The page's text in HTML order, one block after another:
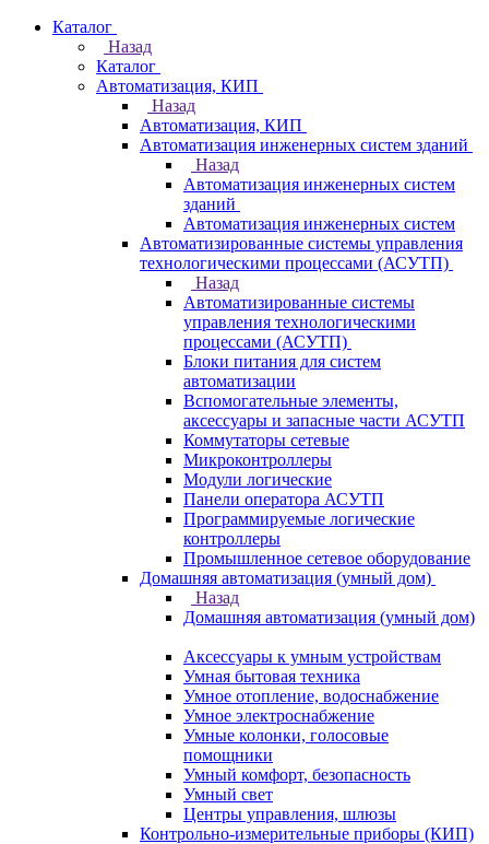
Каталог
Назад
Каталог
Автоматизация, КИП
Назад
Автоматизация, КИП
Автоматизация инженерных систем зданий
Назад
Автоматизация инженерных систем
зданий
Автоматизация инженерных систем
Автоматизированные системы управления
технологическими процессами (АСУТП)
Назад
Автоматизированные системы
управления технологическими
процессами (АСУТП)
Блоки питания для систем
автоматизации
Вспомогательные элементы,
аксессуары и запасные части АСУТП
Коммутаторы сетевые
Микроконтроллеры
Модули логические
Панели оператора АСУТП
Программируемые логические
контроллеры
Промышленное сетевое оборудование
Домашняя автоматизация (умный дом)
Назад
Домашняя автоматизация (умный дом)
Аксессуары к умным устройствам
Умная бытовая техника
Умное отопление, водоснабжение
Умное электроснабжение
Умные колонки, голосовые
помощники
Умный комфорт, безопасность
Умный свет
Центры управления, шлюзы
Контрольно-измерительные приборы (КИП)